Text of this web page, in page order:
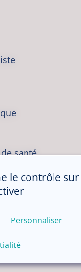
de santé
de
le contrôle
Personnaliser